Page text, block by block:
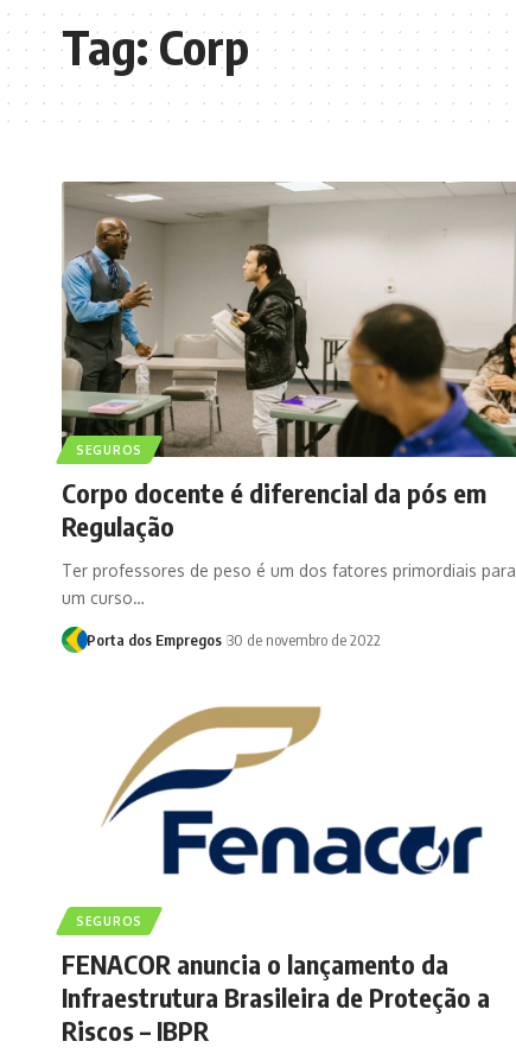
Tag:Corp
SEGUROS
Corpo docente é diferencial da pós em
Regulação
Ter professores de peso é um dos fatores primordiais para
um curso…
Porta dos Empregos 30 de novembro de 2022
SEGUROS
FENACOR anuncia o lançamento da
Infraestrutura Brasileira de Proteção a
Riscos – IBPR